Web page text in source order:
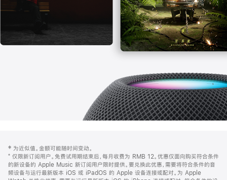
页
页
注
‡ 为近似值。金额可能随时间变动。
⁺ 仅限新订阅用户。免费试用期结束后，每月收费为 RMB 12。优惠仅面向购买符合条件
的新设备的 Apple Music 新订阅用户限时提供。要兑换此优惠，需要将符合条件的音
频设备与运行最新版本 iOS 或 iPadOS 的 Apple 设备连接或配对。为 Apple